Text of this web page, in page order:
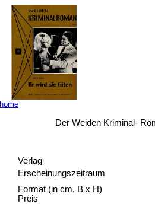
home
Der Weiden Kriminal-
Verlag
Erscheinungszeitraum
Format (in cm, B x H)
Preis